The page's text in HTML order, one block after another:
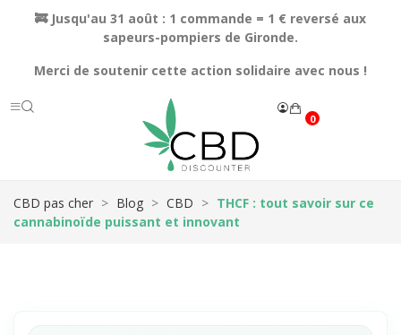
🚒 Jusqu'au 31 août : 1 commande = 1 € reversé aux
sapeurs-pompiers de Gironde.
Merci de soutenir cette action solidaire avec nous !
0
CBD pas cher Blog CBD
THCF : tout savoir sur ce
cannabinoïde puissant et innovant